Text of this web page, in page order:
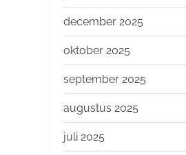
december 2025
oktober 2025
september 2025
augustus 2025
juli 2025